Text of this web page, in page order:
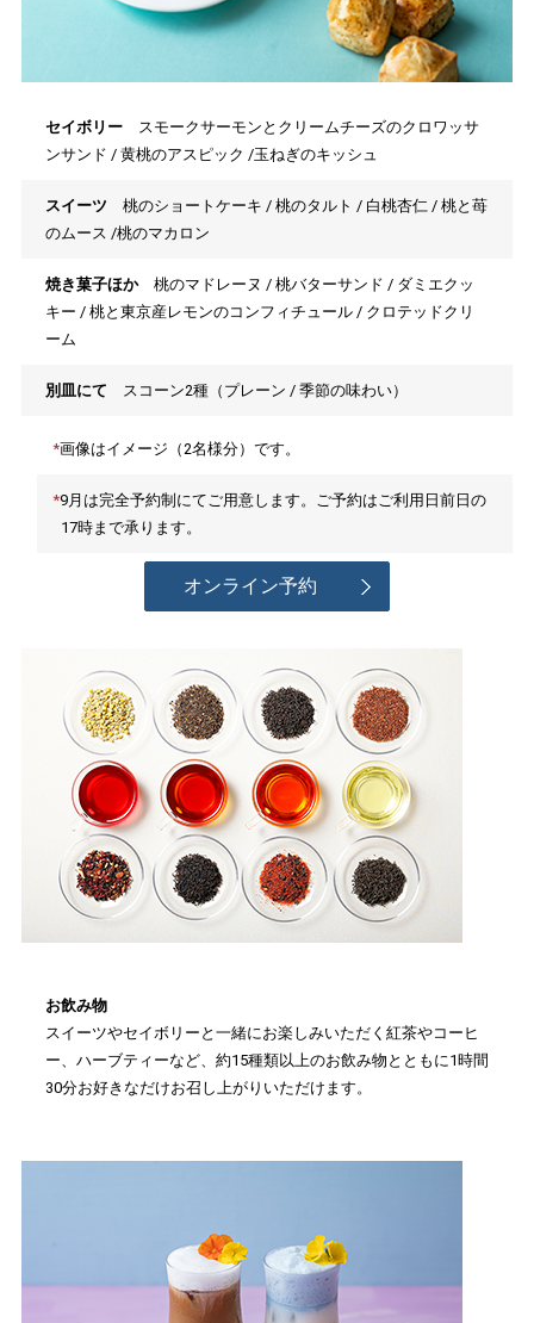
セイボリー
スモークサーモンとクリームチーズのクロワッサ
ンサンド / 黄桃のアスピック /玉ねぎのキッシュ
スイーツ 桃のショートケーキ / 桃のタルト / 白桃杏仁 / 桃と苺
のムース /桃のマカロン
焼き菓子ほか 桃のマドレーヌ / 桃バターサンド / ダミエクッ
キー / 桃と東京産レモンのコンフィチュール / クロテッドクリ
ーム
別皿にて スコーン2種（プレーン / 季節の味わい）
画像はイメージ（2名様分）です。
9月は完全予約制にてご用意します。ご予約はご利用日前日の
17時まで承ります。
オンライン予約
お飲み物
スイーツやセイボリーと一緒にお楽しみいただく紅茶やコーヒ
ー、ハーブティーなど、約15種類以上のお飲み物とともに1時間
30分お好きなだけお召し上がりいただけます。